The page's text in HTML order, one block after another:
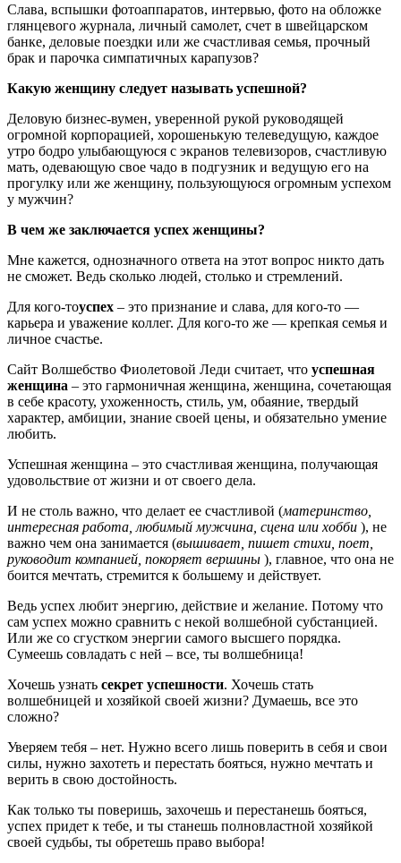
Слава, вспышки фотоаппаратов, интервью, фото на обложке
глянцевого журнала, личный самолет, счет в швейцарском
банке, деловые поездки или же счастливая семья, прочный
брак и парочка симпатичных карапузов?
Какую женщину следует называть успешной?
Деловую бизнес-вумен, уверенной рукой руководящей
огромной корпорацией, хорошенькую телеведущую, каждое
утро бодро улыбающуюся с экранов телевизоров, счастливую
мать, одевающую свое чадо в подгузник и ведущую его на
прогулку или же женщину, пользующуюся огромным успехом
у мужчин?
В чем же заключается успех женщины?
Мне кажется, однозначного ответа на этот вопрос никто дать
не сможет. Ведь сколько людей, столько и стремлений.
Для кого-тоуспех – это признание и слава, для кого-то —
карьера и уважение коллег. Для кого-то же — крепкая семья и
личное счастье.
Сайт Волшебство Фиолетовой Леди считает, что успешная
женщина – это гармоничная женщина, женщина, сочетающая
в себе красоту, ухоженность, стиль, ум, обаяние, твердый
характер, амбиции, знание своей цены, и обязательно умение
любить.
Успешная женщина – это счастливая женщина, получающая
удовольствие от жизни и от своего дела.
И не столь важно, что делает ее счастливой (материнство,
интересная работа, любимый мужчина, сцена или хобби ), не
важно чем она занимается (вышивает, пишет стихи, поет,
руководит компанией, покоряет вершины ), главное, что она не
боится мечтать, стремится к большему и действует.
Ведь успех любит энергию, действие и желание. Потому что
сам успех можно сравнить с некой волшебной субстанцией.
Или же со сгустком энергии самого высшего порядка.
Сумеешь совладать с ней – все, ты волшебница!
Хочешь узнать секрет успешности. Хочешь стать
волшебницей и хозяйкой своей жизни? Думаешь, все это
сложно?
Уверяем тебя – нет. Нужно всего лишь поверить в себя и свои
силы, нужно захотеть и перестать бояться, нужно мечтать и
верить в свою достойность.
Как только ты поверишь, захочешь и перестанешь бояться,
успех придет к тебе, и ты станешь полновластной хозяйкой
своей судьбы, ты обретешь право выбора!